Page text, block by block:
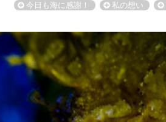
今日も海に感謝！
私の想い